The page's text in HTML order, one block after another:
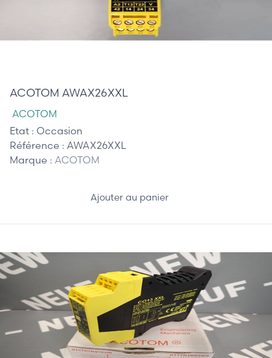
ACOTOM AWAX26XXL
ACOTOM
Etat : Occasion
Référence : AWAX26XXL
Marque : ACOTOM
Ajouter au panier